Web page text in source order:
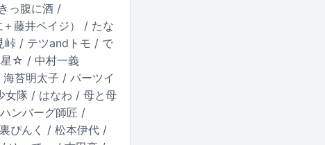
っ腹に酒 /
藤井ペイジ） / たな
峠 / テツandトモ / で
星☆ / 中村一義
苔明太子 / パーツイ
女隊 / はなわ / 母と母
ンバーグ師匠 /
ぴんく / 松本伊代 /